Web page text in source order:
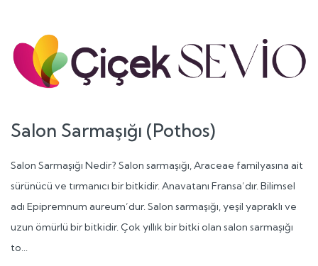
Salon Sarmaşığı (Pothos)
Salon Sarmaşığı Nedir? Salon sarmaşığı, Araceae familyasına ait
sürünücü ve tırmanıcı bir bitkidir. Anavatanı Fransa’dır. Bilimsel
adı Epipremnum aureum’dur. Salon sarmaşığı, yeşil yapraklı ve
uzun ömürlü bir bitkidir. Çok yıllık bir bitki olan salon sarmaşığı
to...